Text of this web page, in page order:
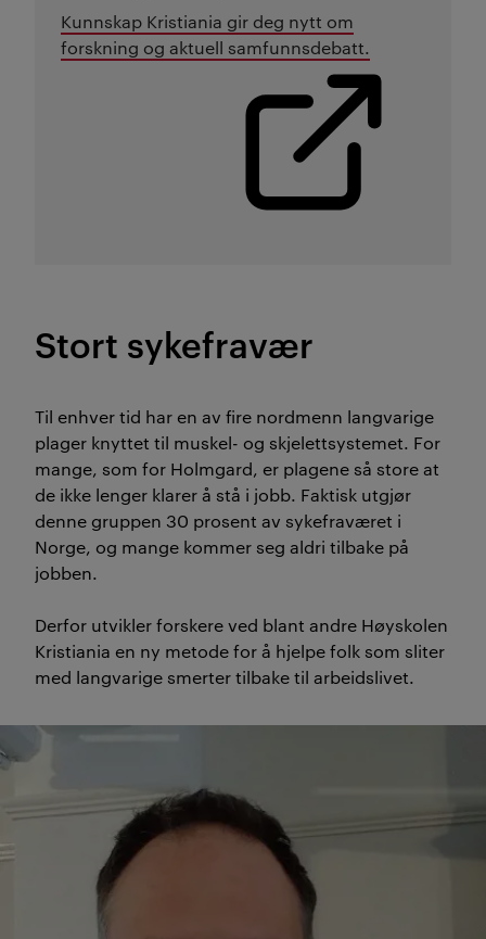
Kunnskap Kristiania gir deg nytt om
forskning og aktuell samfunnsdebatt.
Stort sykefravær
Til enhver tid har en av fire nordmenn langvarige
plager knyttet til muskel- og skjelettsystemet. For
mange, som for Holmgard, er plagene så store at
de ikke lenger klarer å stå i jobb. Faktisk utgjør
denne gruppen 30 prosent av sykefraværet i
Norge, og mange kommer seg aldri tilbake på
jobben.
Derfor utvikler forskere ved blant andre Høyskolen
Kristiania en ny metode for å hjelpe folk som sliter
med langvarige smerter tilbake til arbeidslivet.